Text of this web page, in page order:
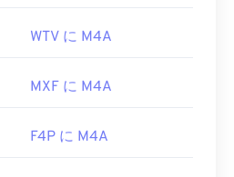
digital/formats/fdd/
WTV に M4A
MXF に M4A
F4P に M4A